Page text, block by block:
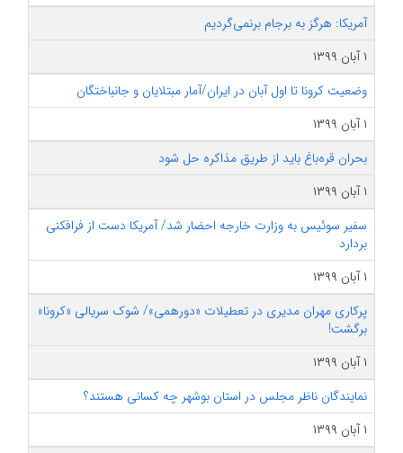
آمریکا: هرگز به برجام برنمی‌گردیم
۱ آبان ۱۳۹۹
وضعیت کرونا تا اول آبان در ایران/آمار مبتلایان و جانباختگان
۱ آبان ۱۳۹۹
بحران قره‌باغ باید از طریق مذاکره حل شود
۱ آبان ۱۳۹۹
سفیر سوئیس به وزارت خارجه احضار شد/ آمریکا دست از فرافکنی‌
بردارد
۱ آبان ۱۳۹۹
پرکاری مهران مدیری در تعطیلات «دورهمی»/ شوک سریالی «کرونا»
برگشت!
۱ آبان ۱۳۹۹
نمایندگان ناظر مجلس در استان بوشهر چه کسانی هستند؟
۱ آبان ۱۳۹۹